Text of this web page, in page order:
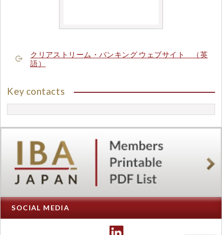
クリアストリーム・バンキング ウェブサイト （英
語）
Key contacts
SOCIAL MEDIA